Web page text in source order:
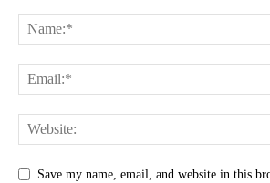
Save my name, email, and website in this